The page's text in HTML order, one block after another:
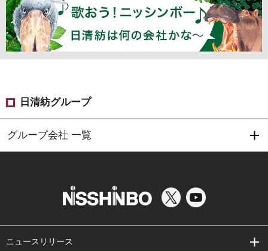
日清紡グループ
グループ会社 一覧
ニュースリリース